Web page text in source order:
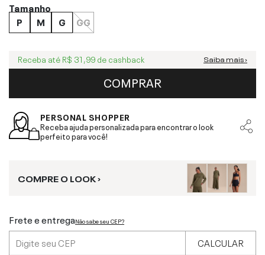
Tamanho
P
M G GG
Receba até R$ 31,99 de cashback Saiba mais ›
COMPRAR
PERSONAL SHOPPER
Receba ajuda personalizada para encontrar o look
perfeito para você!
COMPRE O LOOK ›
Frete e entregaNão sabe seu CEP?
CALCULAR